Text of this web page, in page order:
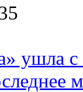
ушла с